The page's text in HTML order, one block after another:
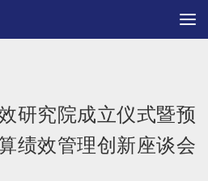
研究院成立仪式暨预
绩效管理创新座谈会